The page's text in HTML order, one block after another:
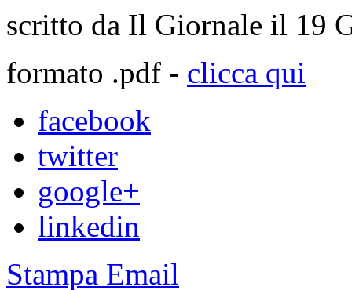
scritto da Il Giornale il 19
formato .pdf - clicca qui
facebook
twitter
google+
linkedin
Stampa Email